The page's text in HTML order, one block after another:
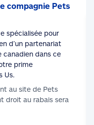
compagnie Pets
spécialisée pour
d’un partenariat
canadien dans ce
prime
Us.
au site de Pets
droit au rabais sera